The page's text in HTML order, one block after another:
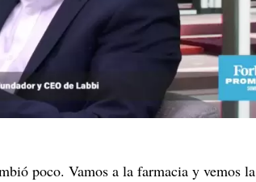
poco. Vamos a la farmacia y vemos la